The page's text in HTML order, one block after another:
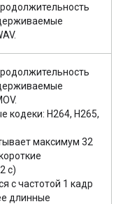
кодеки: H264, H265,
максимум 32
с)
с частотой 1 кадр
длинные